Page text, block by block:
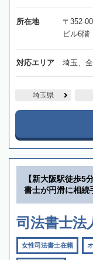
所在地
〒352-
ビル6階
対応エリア 埼玉、
埼玉県
【新大阪駅徒歩5
書士が円滑に相続
司法書士法
女性司法書士在籍